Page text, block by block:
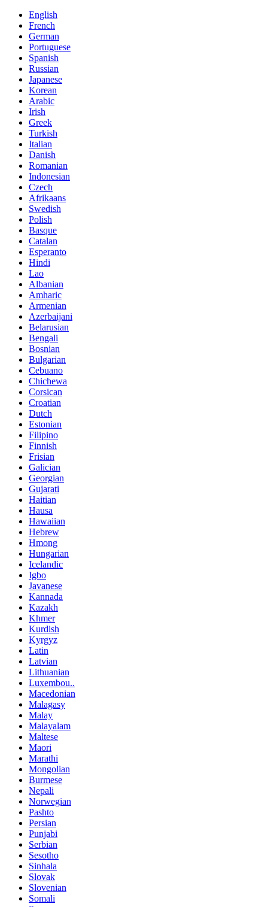
English
French
German
Portuguese
Spanish
Russian
Japanese
Korean
Arabic
Irish
Greek
Turkish
Italian
Danish
Romanian
Indonesian
Czech
Afrikaans
Swedish
Polish
Basque
Catalan
Esperanto
Hindi
Lao
Albanian
Amharic
Armenian
Azerbaijani
Belarusian
Bengali
Bosnian
Bulgarian
Cebuano
Chichewa
Corsican
Croatian
Dutch
Estonian
Filipino
Finnish
Frisian
Galician
Georgian
Gujarati
Haitian
Hausa
Hawaiian
Hebrew
Hmong
Hungarian
Icelandic
Igbo
Javanese
Kannada
Kazakh
Khmer
Kurdish
Kyrgyz
Latin
Latvian
Lithuanian
Luxembou..
Macedonian
Malagasy
Malay
Malayalam
Maltese
Maori
Marathi
Mongolian
Burmese
Nepali
Norwegian
Pashto
Persian
Punjabi
Serbian
Sesotho
Sinhala
Slovak
Slovenian
Somali